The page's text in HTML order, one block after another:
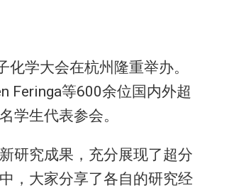
学大会在杭州隆重举办。
Feringa等600余位国内外超
学生代表参会。
研究成果，充分展现了超分
，大家分享了各自的研究经